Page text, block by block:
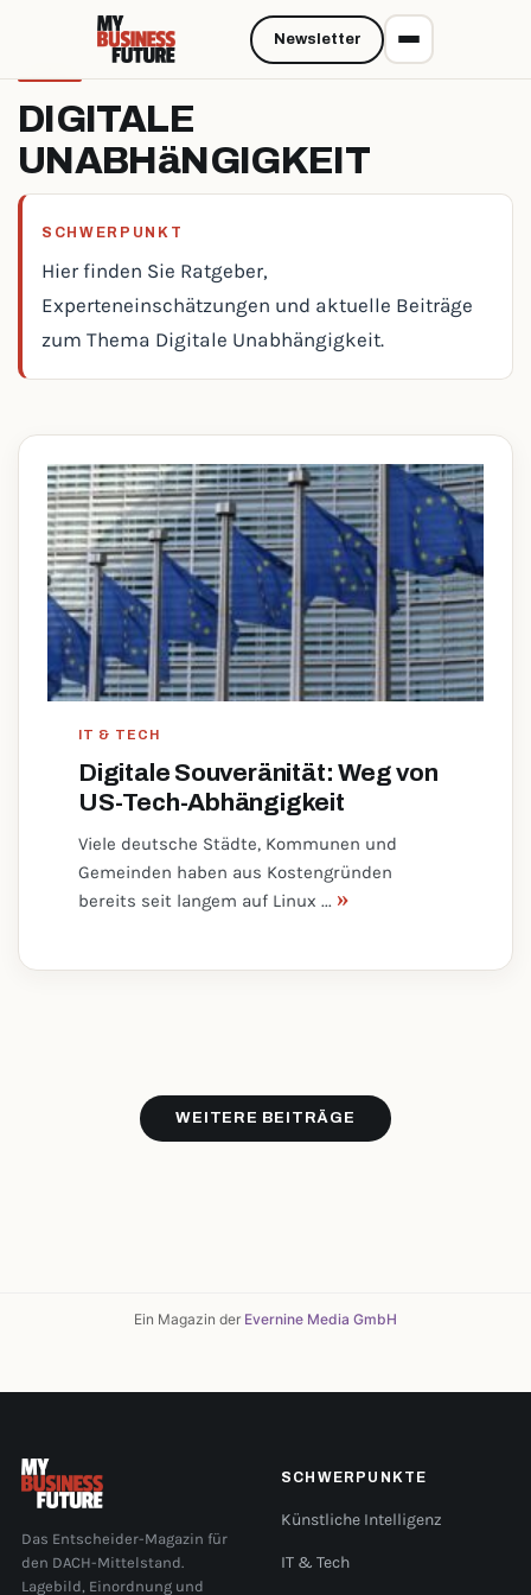
DIGITALE
UNABHäNGIGKEIT
SCHWERPUNKT
Hier finden Sie Ratgeber,
Experteneinschätzungen und aktuelle Beiträge
zum Thema Digitale Unabhängigkeit.
IT & TECH
Digitale Souveränität: Weg von
US-Tech-Abhängigkeit
Viele deutsche Städte, Kommunen und
Gemeinden haben aus Kostengründen
bereits seit langem auf Linux ... »
WEITERE BEITRÄGE
Ein Magazin der Evernine Media GmbH
Newsletter
Das Entscheider-Magazin für
den DACH-Mittelstand.
Lagebild, Einordnung und
SCHWERPUNKTE
Künstliche Intelligenz
IT & Tech